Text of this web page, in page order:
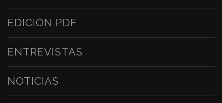
EDICIÓN PDF
ENTREVISTAS
NOTICIAS